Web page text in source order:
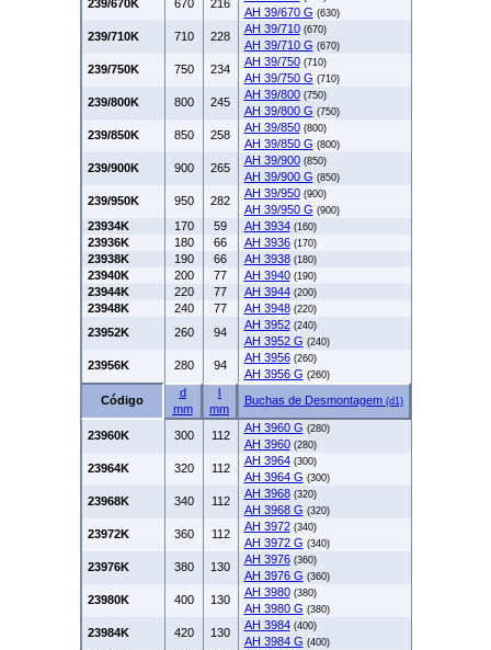
239/670K 670 216
AH 39/670 G (630)
239/710K 710 228
AH 39/710 (670)
AH 39/710 G (670)
239/750K 750 234
AH 39/750 (710)
AH 39/750 G (710)
239/800K 800 245
AH 39/800 (750)
AH 39/800 G (750)
239/850K 850 258
AH 39/850 (800)
AH 39/850 G (800)
239/900K 900 265
AH 39/900 (850)
AH 39/900 G (850)
239/950K 950 282
AH 39/950 (900)
AH 39/950 G (900)
23934K 170 59 AH 3934 (160)
23936K 180 66 AH 3936 (170)
23938K 190 66 AH 3938 (180)
23940K 200 77 AH 3940 (190)
23944K 220 77 AH 3944 (200)
23948K 240 77 AH 3948 (220)
23952K 260 94
AH 3952 (240)
AH 3952 G (240)
23956K 280 94
AH 3956 (260)
AH 3956 G (260)
Código
d
mm
l
mm
Buchas de Desmontagem (d1)
23960K 300 112
AH 3960 G (280)
AH 3960 (280)
23964K 320 112
AH 3964 (300)
AH 3964 G (300)
23968K 340 112
AH 3968 (320)
AH 3968 G (320)
23972K 360 112
AH 3972 (340)
AH 3972 G (340)
23976K 380 130
AH 3976 (360)
AH 3976 G (360)
23980K 400 130
AH 3980 (380)
AH 3980 G (380)
23984K 420 130
AH 3984 (400)
AH 3984 G (400)